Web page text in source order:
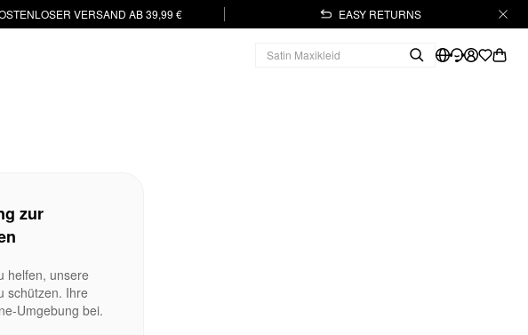
VERSAND AB 39,99 € EASY RETURNS
zur
helfen, unsere
schützen. Ihre
Umgebung bei.